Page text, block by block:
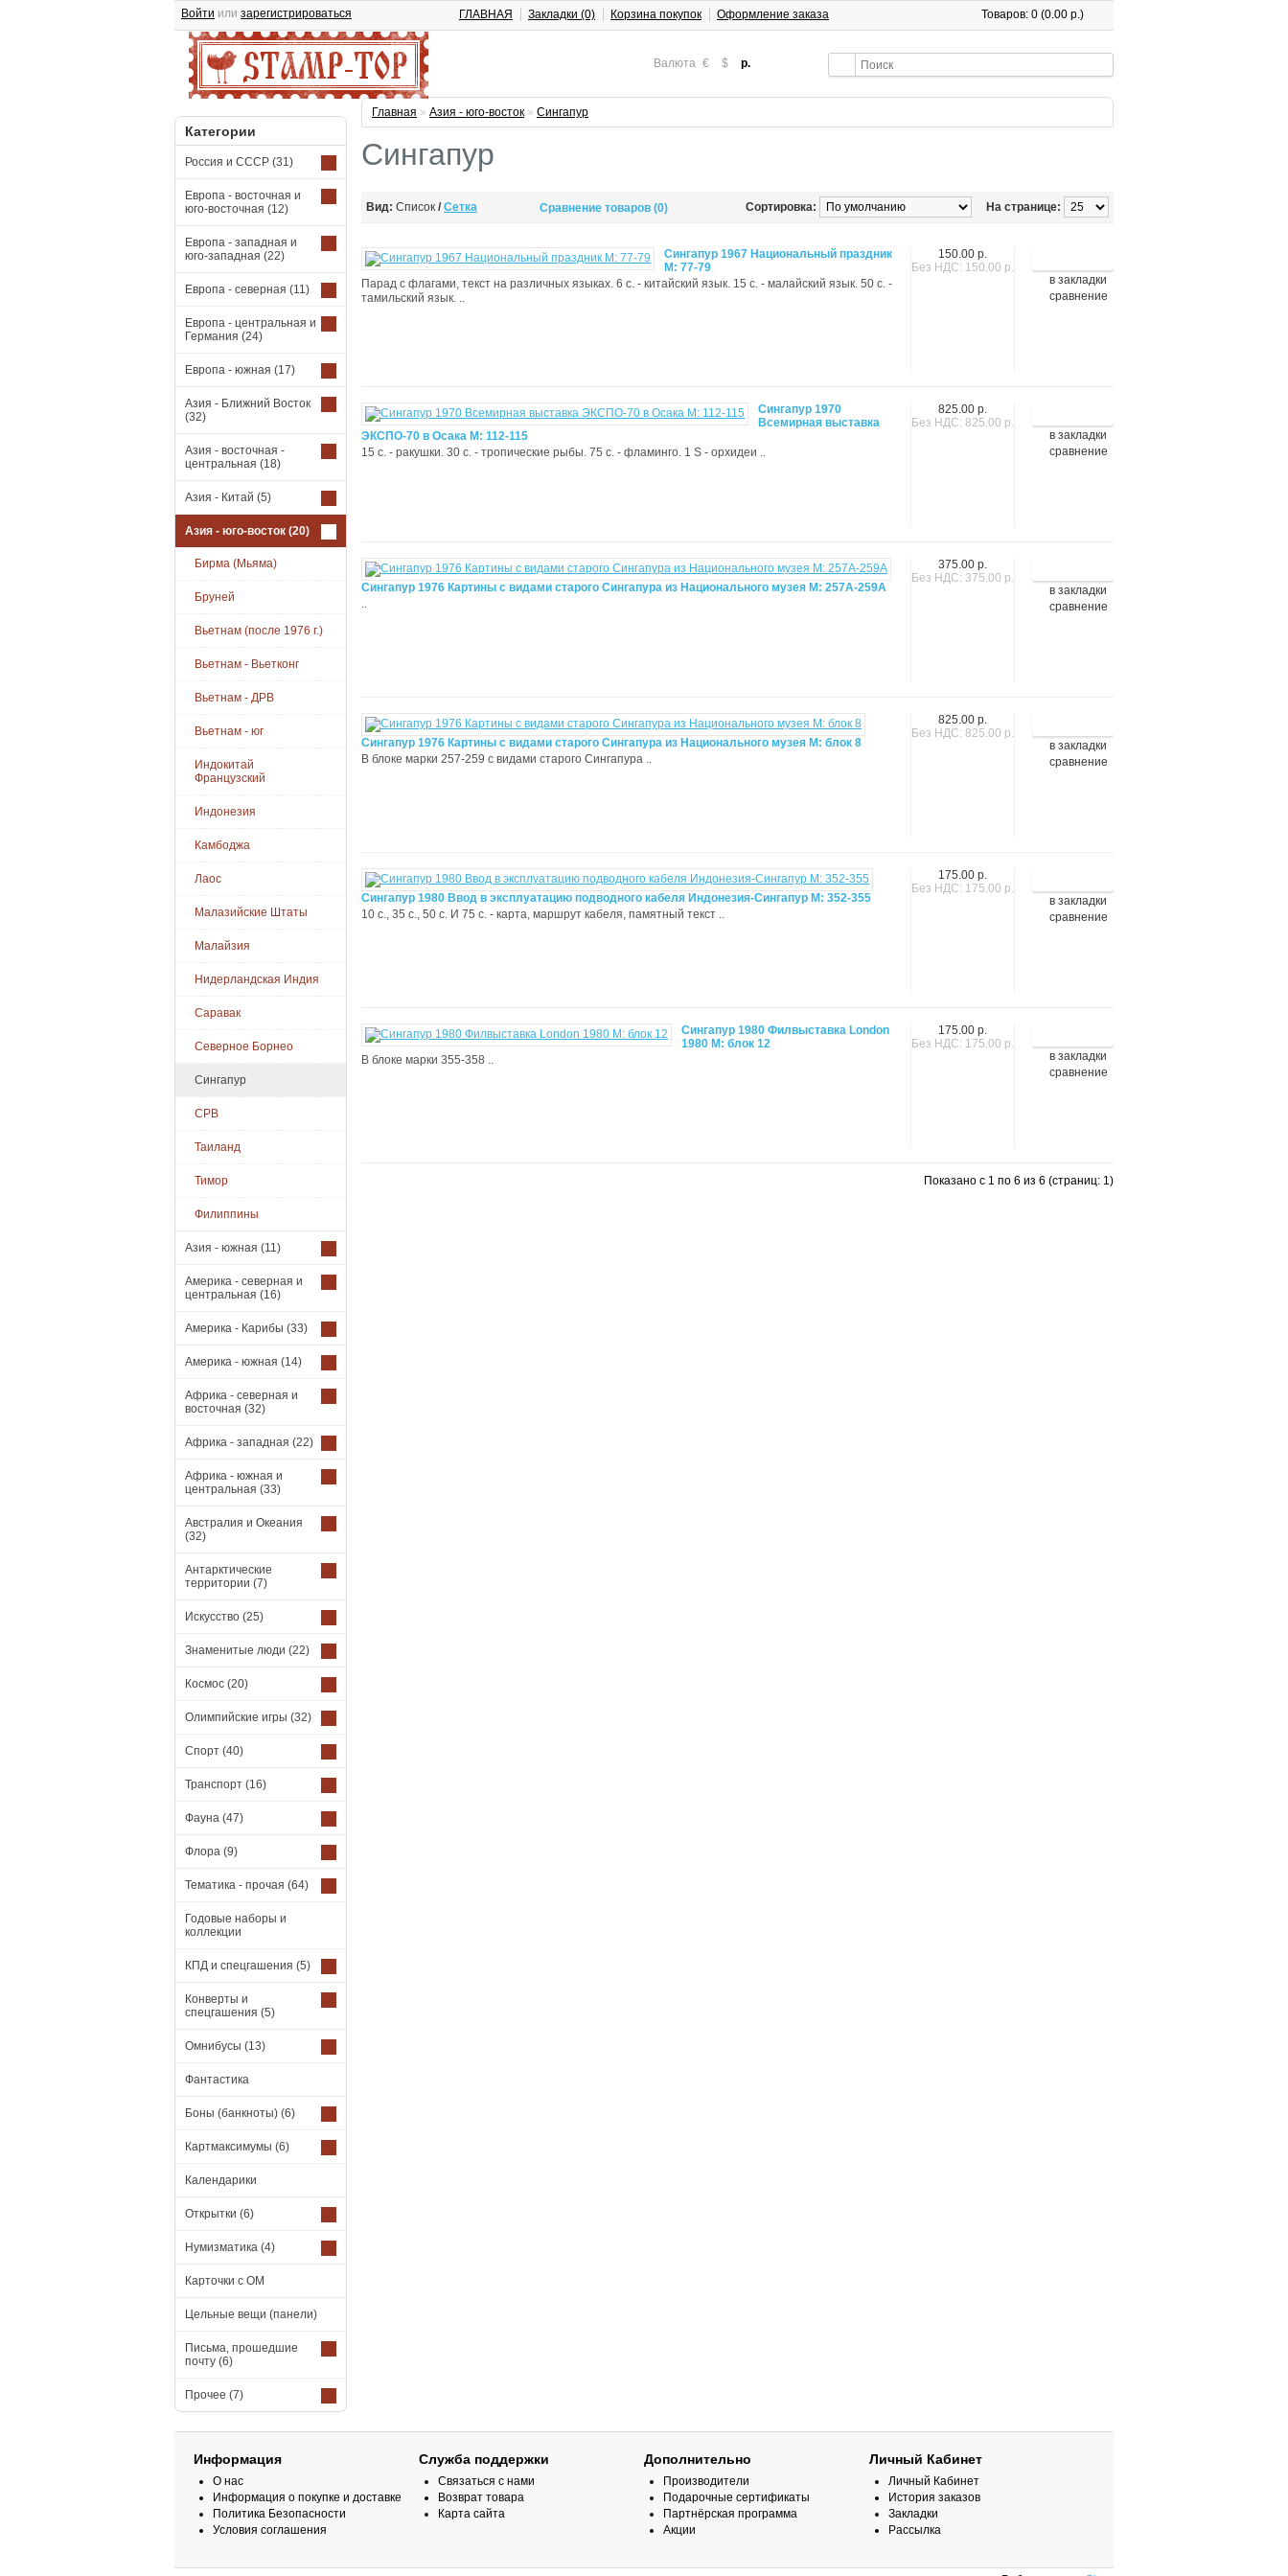
Валюта € $ р.
Товаров: 0 (0.00 р.)
Войти или зарегистрироваться ГЛАВНАЯ Закладки (0) Корзина покупок Оформление заказа
Категории
Россия и СССР (31)
Европа - восточная и
юго-восточная (12)
Европа - западная и
юго-западная (22)
Европа - северная (11)
Европа - центральная и
Германия (24)
Европа - южная (17)
Азия - Ближний Восток
(32)
Азия - восточная -
центральная (18)
Азия - Китай (5)
Азия - юго-восток (20)
Бирма (Мьяма)
Бруней
Вьетнам (после 1976 г.)
Вьетнам - Вьетконг
Вьетнам - ДРВ
Вьетнам - юг
Индокитай
Французский
Индонезия
Камбоджа
Лаос
Малазийские Штаты
Малайзия
Нидерландская Индия
Саравак
Северное Борнео
Сингапур
СРВ
Таиланд
Тимор
Филиппины
Азия - южная (11)
Америка - северная и
центральная (16)
Америка - Карибы (33)
Америка - южная (14)
Африка - северная и
восточная (32)
Африка - западная (22)
Африка - южная и
центральная (33)
Австралия и Океания
(32)
Антарктические
территории (7)
Искусство (25)
Знаменитые люди (22)
Космос (20)
Олимпийские игры (32)
Спорт (40)
Транспорт (16)
Фауна (47)
Флора (9)
Тематика - прочая (64)
Годовые наборы и
коллекции
КПД и спецгашения (5)
Конверты и
спецгашения (5)
Омнибусы (13)
Фантастика
Боны (банкноты) (6)
Картмаксимумы (6)
Календарики
Открытки (6)
Нумизматика (4)
Карточки с ОМ
Цельные вещи (панели)
Письма, прошедшие
почту (6)
Прочее (7)
Главная » Азия - юго-восток » Сингапур
Сингапур
Вид: Список / Сетка На странице:
Сравнение товаров (0) Сортировка:
в закладки
сравнение
150.00 р.
Без НДС: 150.00 р.
Сингапур 1967 Национальный праздник
М: 77-79
Парад с флагами, текст на различных языках. 6 с. - китайский язык. 15 с. - малайский язык. 50 с. -
тамильский язык. ..
в закладки
сравнение
825.00 р.
Без НДС: 825.00 р.
Сингапур 1970
Всемирная выставка
ЭКСПО-70 в Осака М: 112-115
15 с. - ракушки. 30 с. - тропические рыбы. 75 с. - фламинго. 1 S - орхидеи ..
в закладки
сравнение
375.00 р.
Без НДС: 375.00 р.
Сингапур 1976 Картины с видами старого Сингапура из Национального музея М: 257А-259А
..
в закладки
сравнение
825.00 р.
Без НДС: 825.00 р.
Сингапур 1976 Картины с видами старого Сингапура из Национального музея М: блок 8
В блоке марки 257-259 с видами старого Сингапура ..
в закладки
сравнение
175.00 р.
Без НДС: 175.00 р.
Сингапур 1980 Ввод в эксплуатацию подводного кабеля Индонезия-Сингапур М: 352-355
10 с., 35 с., 50 с. И 75 с. - карта, маршрут кабеля, памятный текст ..
в закладки
сравнение
175.00 р.
Без НДС: 175.00 р.
Сингапур 1980 Филвыставка London
1980 М: блок 12
В блоке марки 355-358 ..
Показано с 1 по 6 из 6 (страниц: 1)
Информация
О нас
Информация о покупке и доставке
Политика Безопасности
Условия соглашения
Служба поддержки
Связаться с нами
Возврат товара
Карта сайта
Дополнительно
Производители
Подарочные сертификаты
Партнёрская программа
Акции
Личный Кабинет
Личный Кабинет
История заказов
Закладки
Рассылка